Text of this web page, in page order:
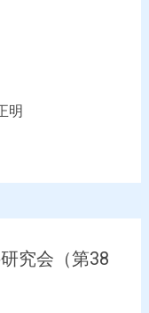
明
究会（第38